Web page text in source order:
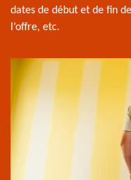
dates de début et de fin
l’offre, etc.